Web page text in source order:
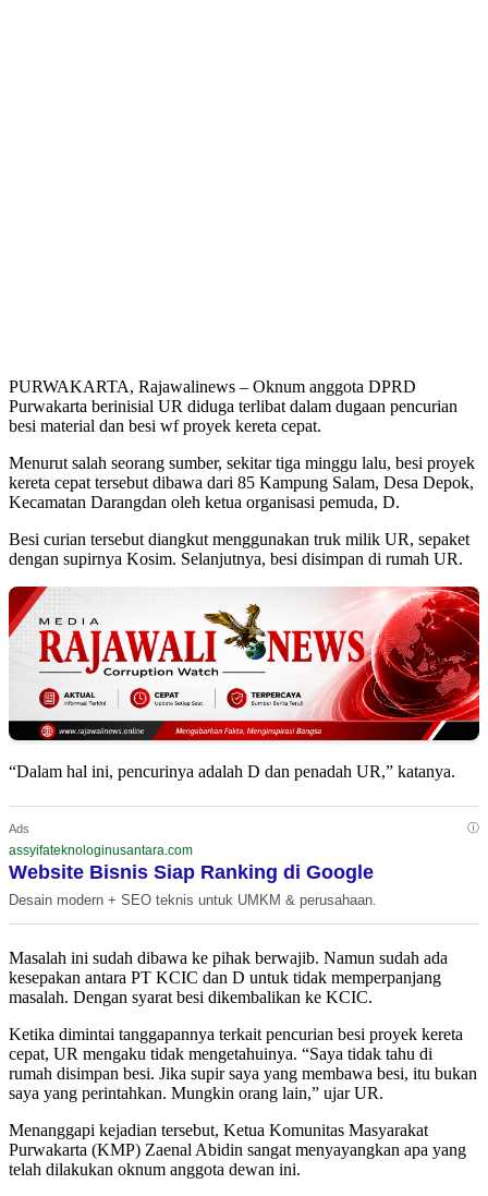
PURWAKARTA, Rajawalinews – Oknum anggota DPRD
Purwakarta berinisial UR diduga terlibat dalam dugaan pencurian
besi material dan besi wf proyek kereta cepat.
Menurut salah seorang sumber, sekitar tiga minggu lalu, besi proyek
kereta cepat tersebut dibawa dari 85 Kampung Salam, Desa Depok,
Kecamatan Darangdan oleh ketua organisasi pemuda, D.
Besi curian tersebut diangkut menggunakan truk milik UR, sepaket
dengan supirnya Kosim. Selanjutnya, besi disimpan di rumah UR.
“Dalam hal ini, pencurinya adalah D dan penadah UR,” katanya.
Ads ⓘ
assyifateknologinusantara.com
Website Bisnis Siap Ranking di Google
Desain modern + SEO teknis untuk UMKM & perusahaan.
Masalah ini sudah dibawa ke pihak berwajib. Namun sudah ada
kesepakan antara PT KCIC dan D untuk tidak memperpanjang
masalah. Dengan syarat besi dikembalikan ke KCIC.
Ketika dimintai tanggapannya terkait pencurian besi proyek kereta
cepat, UR mengaku tidak mengetahuinya. “Saya tidak tahu di
rumah disimpan besi. Jika supir saya yang membawa besi, itu bukan
saya yang perintahkan. Mungkin orang lain,” ujar UR.
Menanggapi kejadian tersebut, Ketua Komunitas Masyarakat
Purwakarta (KMP) Zaenal Abidin sangat menyayangkan apa yang
telah dilakukan oknum anggota dewan ini.